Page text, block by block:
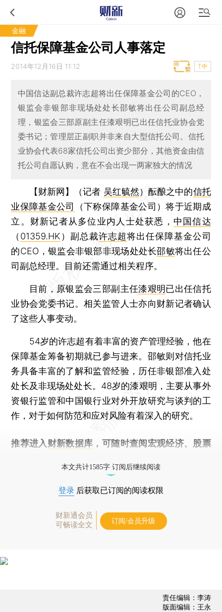
金融
信托保障基金公司人事落定
2014年12月16日 11:12 T中
中国信达副总裁许志超将出任保障基金公司的CEO，
银监会非银部非现场处处长邵敏将出任公司副总经
理，银监会三部原副主任漆艰明已出任信托业协会党
委书记；管理层正副职并非来自大型信托公司。信托
业协会代表68家信托公司出资少部分，其他资金由信
托公司自愿认购，意在不会出现一两家独大的情况
【财新网】（记者 吴红毓然）酝酿之中的信托
业保障基金公司
（下称保障基金公司）将于近期成
立。财新记者从多位业内人士处获悉， 中国信达
（ 01359.HK ）副总裁许志超将出任保障基金公司
的CEO，银监会非银部非现场处处长邵敏将出任公
司副总经理。目前还需通过相关程序。
目前，原银监会三部副主任漆艰明已出任信托
业协会党委书记。相关监管人士亦向财新记者确认
了这些人事变动。
54岁的许志超有着丰富的资产管理经验，他在
保障基金筹备初期就已参与进来。邵敏则对信托业
务具备丰富的了解和监管经验，历任非银部准入处
处长及非现场处处长。48岁的漆艰明，主要从事外
资银行监管和中国银行业对外开放研究与谈判的工
作，对于如何防范和应对风险有着深入的研究。
推荐进入 财新数据库 ，可随时查阅宏观经济、股票
本文共计1585字 订阅后继续阅读
登录 后获取已订阅的阅读权限
财新通会员
可畅读全文
订阅/会员升级
责任编辑：李涛
版面编辑：王永